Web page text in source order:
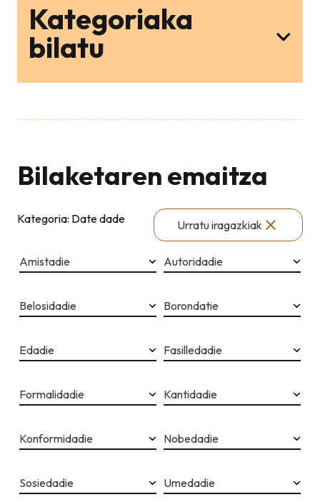
Kategoriaka
bilatu
Bilaketaren emaitza
Kategoria: Date dade Urratu iragazkiak
Amistadie Autoridadie
Belosidadie Borondatie
Edadie Fasilledadie
Formalidadie Kantidadie
Konformidadie Nobedadie
Sosiedadie Umedadie